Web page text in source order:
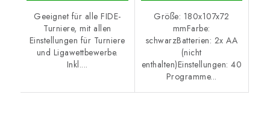
Geeignet für alle FIDE-
Turniere, mit allen
Einstellungen für Turniere
und Ligawettbewerbe.
Inkl....
Größe: 180x107x72
mmFarbe:
schwarzBatterien: 2x AA
(nicht
enthalten)Einstellungen: 40
Programme...